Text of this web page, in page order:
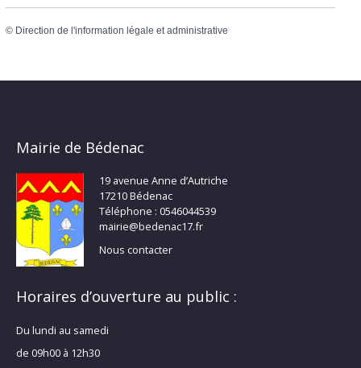
© Direction de l'information légale et administrative
Mairie de Bédenac
19 avenue Anne d’Autriche
17210 Bédenac
Téléphone : 0546044539
mairie@bedenac17.fr
Nous contacter
Horaires d’ouverture au public :
Du lundi au samedi
de 09h00 à 12h30